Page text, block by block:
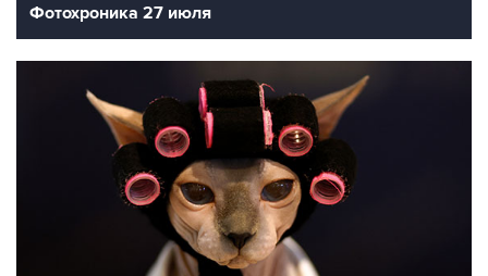
Фотохроника 27 июля